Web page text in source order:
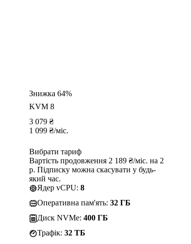
Знижка 64%
KVM 8
3 079 ₴
1 099 ₴/міс.
Вибрати тариф
Вартість продовження 2 189 ₴/міс. на 2
р. Підписку можна скасувати у будь-
який час.
Ядер vCPU: 8
Оперативна пам'ять: 32 ГБ
Диск NVMe: 400 ГБ
Трафік: 32 TБ